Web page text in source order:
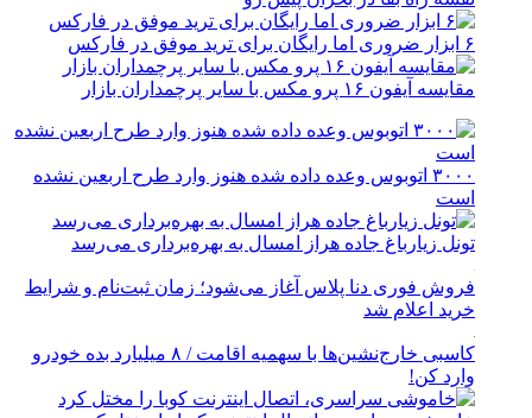
۶ ابزار ضروری اما رایگان برای ترید موفق در فارکس
مقایسه آیفون ۱۶ پرو مکس با سایر پرچمداران بازار
۳۰۰۰ اتوبوس وعده داده شده هنوز وارد طرح اربعین نشده
است
تونل زیارباغ جاده هراز امسال به بهره‌برداری می‌رسد
فروش فوری دنا پلاس آغاز می‌شود؛ زمان ثبت‌نام و شرایط
خرید اعلام شد
کاسبی خارج‌نشین‌ها با سهمیه اقامت / ۸ میلیارد بده خودرو
وارد کن!